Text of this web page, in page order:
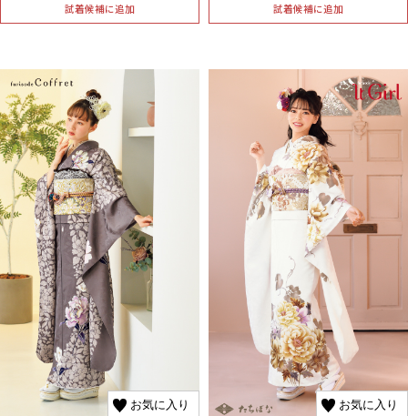
試着候補に追加 試着候補に追加
お気に入り
お気に入り